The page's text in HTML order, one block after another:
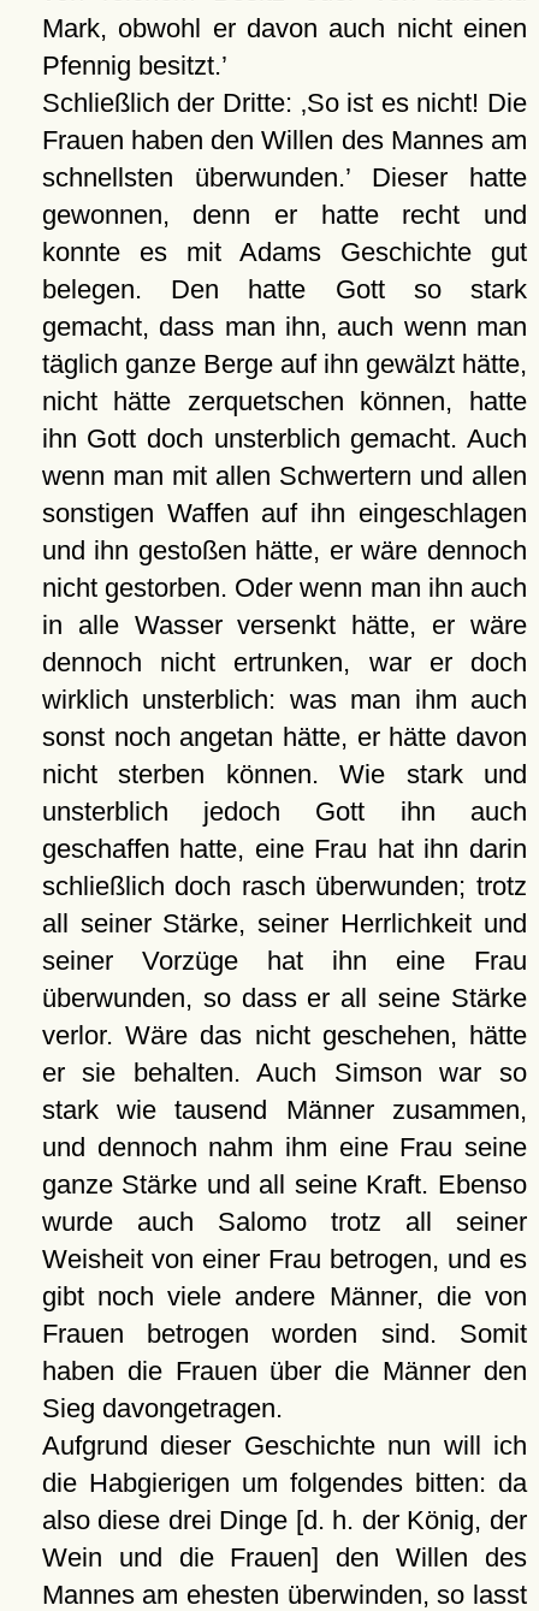
Mark, obwohl er davon auch nicht einen
Pfennig besitzt.
Schließlich der Dritte: So ist es nicht! Die
Frauen haben den Willen des Mannes am
schnellsten überwunden.Dieser hatte
gewonnen, denn er hatte recht und
konnte es mit Adams Geschichte gut
belegen. Den hatte Gott so stark
gemacht, dass man ihn, auch wenn man
täglich ganze Berge auf ihn gewälzt hätte,
nicht hätte zerquetschen können, hatte
ihn Gott doch unsterblich gemacht. Auch
wenn man mit allen Schwertern und allen
sonstigen Waffen auf ihn eingeschlagen
und ihn gestoßen hätte, er wäre dennoch
nicht gestorben. Oder wenn man ihn auch
in alle Wasser versenkt hätte, er wäre
dennoch nicht ertrunken, war er doch
wirklich unsterblich: was man ihm auch
sonst noch angetan hätte, er hätte davon
nicht sterben können. Wie stark und
unsterblich jedoch Gott ihn auch
geschaffen hatte, eine Frau hat ihn darin
schließlich doch rasch überwunden; trotz
all seiner Stärke, seiner Herrlichkeit und
seiner Vorzüge hat ihn eine Frau
überwunden, so dass er all seine Stärke
verlor. Wäre das nicht geschehen, hätte
er sie behalten. Auch Simson war so
stark wie tausend Männer zusammen,
und dennoch nahm ihm eine Frau seine
ganze Stärke und all seine Kraft. Ebenso
wurde auch Salomo trotz all seiner
Weisheit von einer Frau betrogen, und es
gibt noch viele andere Männer, die von
Frauen betrogen worden sind. Somit
haben die Frauen über die Männer den
Sieg davongetragen.
Aufgrund dieser Geschichte nun will ich
die Habgierigen um folgendes bitten: da
also diese drei Dinge [d. h. der König, der
Wein und die Frauen] den Willen des
Mannes am ehesten überwinden, so lasst